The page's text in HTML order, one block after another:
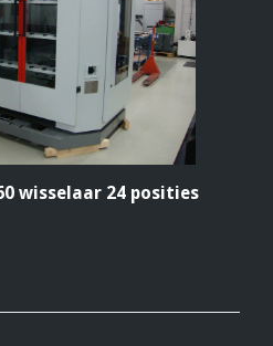
wisselaar 24 posities